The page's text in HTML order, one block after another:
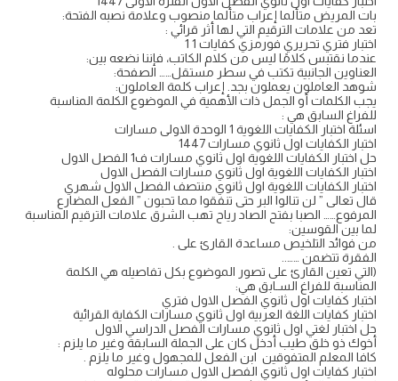
بات المريض متألما إعراب متألما منصوب وعلامة نصبه الفتحة:
تعد من علامات الترقيم التي لها أثر قرائي :
اختبار فتري تحريري فورمزي كفايات 1 1
عندما نقتبس كلامًا ليس من كلام الكاتب، فإننا نضعه بين:
العناوين الجانبية تكتب في سطر مستقل…… الصفحة:
شوهد العاملون يعملون بجد. إعراب كلمة العاملون:
يجب الكلمات أو الجمل ذات الأهمية في الموضوع الكلمة المناسبة
للفراغ السابق هي :
اسئلة اختبار الكفايات اللغوية 1 الوحدة الاولى مسارات
اختبار الكفايات اول ثانوي مسارات 1447
حل اختبار الكفايات اللغوية اول ثانوي مسارات ف1 الفصل الاول
اختبار الكفايات اللغوية اول ثانوي مسارات الفصل الاول
اختبار الكفايات اللغوية اول ثانوي منتصف الفصل الاول شهري
قال تعالى ” لن تنالوا البر حتى تنفقوا مما تحبون ” الفعل المضارع
المرفوع…… الصبا بفتح الصاد رياح تهب الشرق علامات الترقيم المناسبة
لما بين القوسين:
من فوائد التلخيص مساعدة القارئ على .
الفقرة تتضمن ……..
(التي تعين القارئ على تصور الموضوع بكل تفاصيله هي الكلمة
المناسبة للفراغ السـابق هي:
اختبار كفايات اول ثانوي الفصل الاول فتري
اختبار كفايات اللغة العربية اول ثانوي مسارات الكفاية القرائية
حل اختبار لغتي اول ثانوي مسارات الفصل الدراسي الاول
أخوك ذو خلق طيب أدخل كان على الجملة السابقة وغير ما يلزم :
كافا المعلم المتفوقين ابن الفعل للمجهول وغير ما يلزم .
اختبار كفايات اول ثانوي الفصل الاول مسارات محلوله